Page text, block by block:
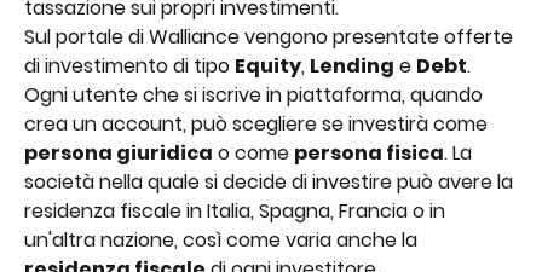
tassazione sui propri investimenti.
Sul portale di Walliance vengono presentate offerte
di investimento di tipo Equity, Lending e Debt.
Ogni utente che si iscrive in piattaforma, quando
crea un account, può scegliere se investirà come
persona giuridica o come persona fisica. La
società nella quale si decide di investire può avere la
residenza fiscale in Italia, Spagna, Francia o in
un'altra nazione, così come varia anche la